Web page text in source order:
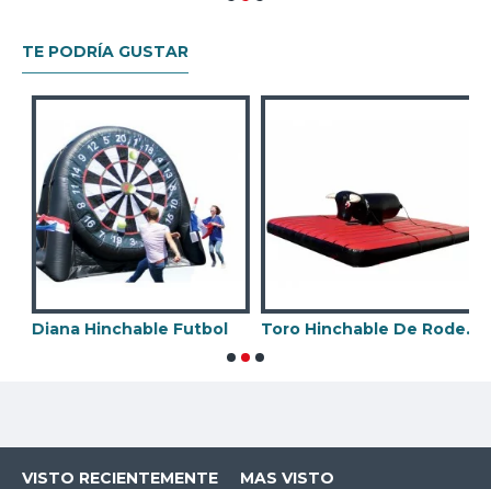
TE PODRÍA GUSTAR
Diana Hinchable Futbol Toro Hinchable De Rodeo Con Correas
VISTO RECIENTEMENTE MAS VISTO